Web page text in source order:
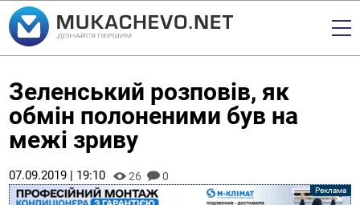
Зеленський розповів, як
обмін полоненими був на
межі зриву
07.09.2019 | 19:10 26 0